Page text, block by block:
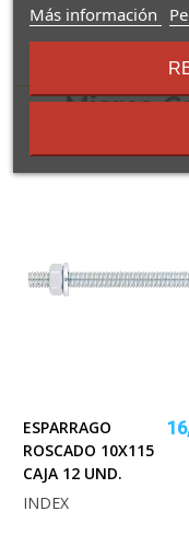
16
Misma
ESPARRAGO
ROSCADO 10X115
CAJA 12 UND.
INDEX
Más información